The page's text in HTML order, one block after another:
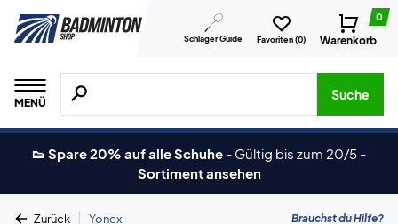
Schläger Guide Favoriten (0)
0
Warenkorb
MENÜ
Suche nach Produkten, Marken usw.
Suche
👟 Spare 20% auf alle Schuhe - Gültig bis zum 20/5 -
Sortiment ansehen
Zurück | Yonex Brauchst du Hilfe?